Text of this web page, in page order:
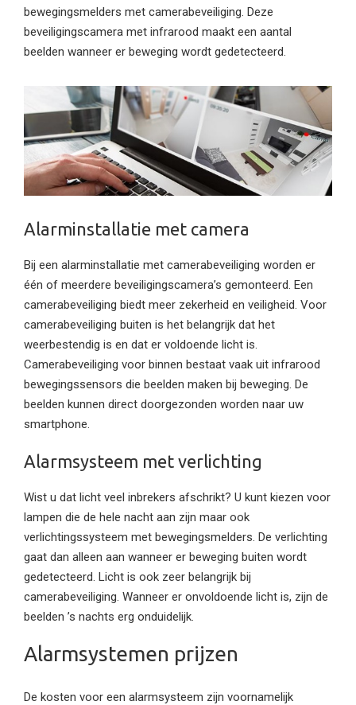
bewegingsmelders met camerabeveiliging. Deze
beveiligingscamera met infrarood maakt een aantal
beelden wanneer er beweging wordt gedetecteerd.
Alarminstallatie met camera
Bij een alarminstallatie met camerabeveiliging worden er
één of meerdere beveiligingscamera’s gemonteerd. Een
camerabeveiliging biedt meer zekerheid en veiligheid. Voor
camerabeveiliging buiten is het belangrijk dat het
weerbestendig is en dat er voldoende licht is.
Camerabeveiliging voor binnen bestaat vaak uit infrarood
bewegingssensors die beelden maken bij beweging. De
beelden kunnen direct doorgezonden worden naar uw
smartphone.
Alarmsysteem met verlichting
Wist u dat licht veel inbrekers afschrikt? U kunt kiezen voor
lampen die de hele nacht aan zijn maar ook
verlichtingssysteem met bewegingsmelders. De verlichting
gaat dan alleen aan wanneer er beweging buiten wordt
gedetecteerd. Licht is ook zeer belangrijk bij
camerabeveiliging. Wanneer er onvoldoende licht is, zijn de
beelden ’s nachts erg onduidelijk.
Alarmsystemen prijzen
De kosten voor een alarmsysteem zijn voornamelijk